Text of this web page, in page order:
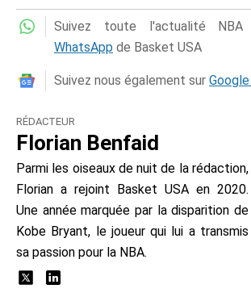
Suivez toute l'actualité
WhatsApp de Basket USA
Suivez nous également sur
RÉDACTEUR
Florian Benfaid
Parmi les oiseaux de nuit de la rédaction,
Florian a rejoint Basket USA en 2020.
Une année marquée par la disparition de
Kobe Bryant, le joueur qui lui a transmis
sa passion pour la NBA.